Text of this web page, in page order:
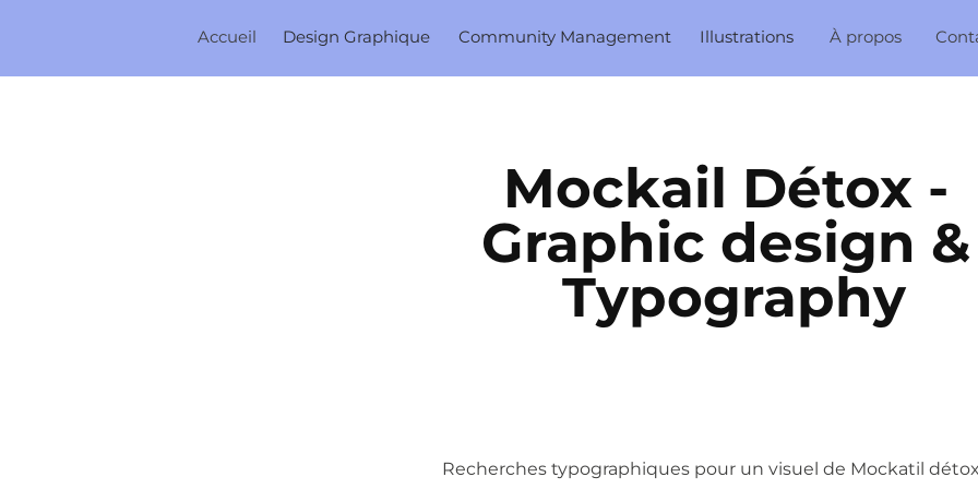
Accueil Design Graphique Community Management Illustrations À propos
Mockail Détox -
Graphic design &
Typography
Recherches typographiques pour un visuel de Mockatil